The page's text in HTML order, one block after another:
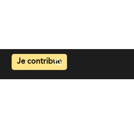
Je contribue